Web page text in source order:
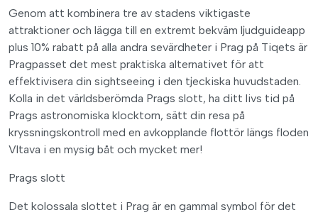
Genom att kombinera tre av stadens viktigaste
attraktioner och lägga till en extremt bekväm ljudguideapp
plus 10% rabatt på alla andra sevärdheter i Prag på Tiqets är
Pragpasset det mest praktiska alternativet för att
effektivisera din sightseeing i den tjeckiska huvudstaden.
Kolla in det världsberömda Prags slott, ha ditt livs tid på
Prags astronomiska klocktorn, sätt din resa på
kryssningskontroll med en avkopplande flottör längs floden
Vltava i en mysig båt och mycket mer!
Prags slott
Det kolossala slottet i Prag är en gammal symbol för det